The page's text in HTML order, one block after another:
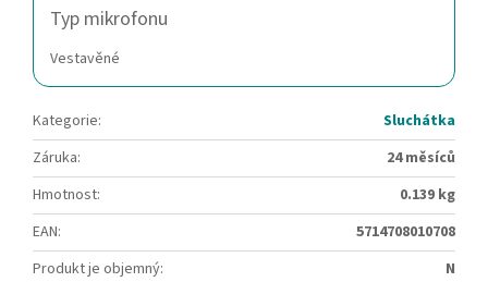
Typ mikrofonu
Vestavěné
Kategorie:
Sluchátka
Záruka:
24 měsíců
Hmotnost:
0.139 kg
EAN:
5714708010708
Produkt je objemný:
N